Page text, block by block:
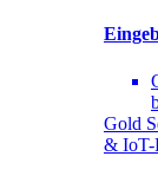
Gold
& IoT-